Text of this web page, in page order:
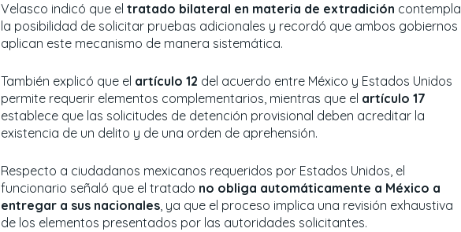
Velasco indicó que el tratado bilateral en materia de extradición contempla
la posibilidad de solicitar pruebas adicionales y recordó que ambos gobiernos
aplican este mecanismo de manera sistemática.
También explicó que el artículo 12 del acuerdo entre México y Estados Unidos
permite requerir elementos complementarios, mientras que el artículo 17
establece que las solicitudes de detención provisional deben acreditar la
existencia de un delito y de una orden de aprehensión.
Respecto a ciudadanos mexicanos requeridos por Estados Unidos, el
funcionario señaló que el tratado no obliga automáticamente a México a
entregar a sus nacionales, ya que el proceso implica una revisión exhaustiva
de los elementos presentados por las autoridades solicitantes.